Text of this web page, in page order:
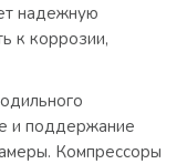
надежную
к коррозии,
и поддержание
Компрессоры